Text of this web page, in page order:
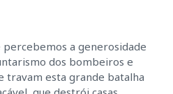
a generosidade
dos bombeiros e
travam esta grande batalha